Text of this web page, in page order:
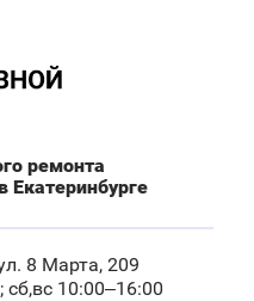
ремонта
Екатеринбурге
8 Марта, 209
сб,вс 10:00–16:00